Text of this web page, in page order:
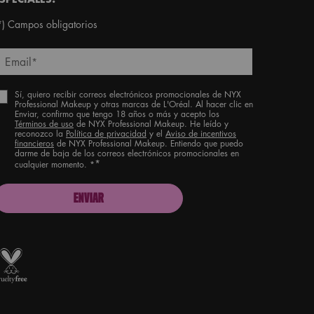
Campos obligatorios
Email*
Sí, quiero recibir correos electrónicos promocionales de NYX
Professional Makeup y otras marcas de L'Oréal. Al hacer clic en
Enviar, confirmo que tengo 18 años o más y acepto los
Términos de uso de NYX Professional Makeup. He leído y
reconozco la Política de privacidad y el Aviso de incentivos
financieros de NYX Professional Makeup. Entiendo que puedo
darme de baja de los correos electrónicos promocionales en
cualquier momento. **
ENVIAR